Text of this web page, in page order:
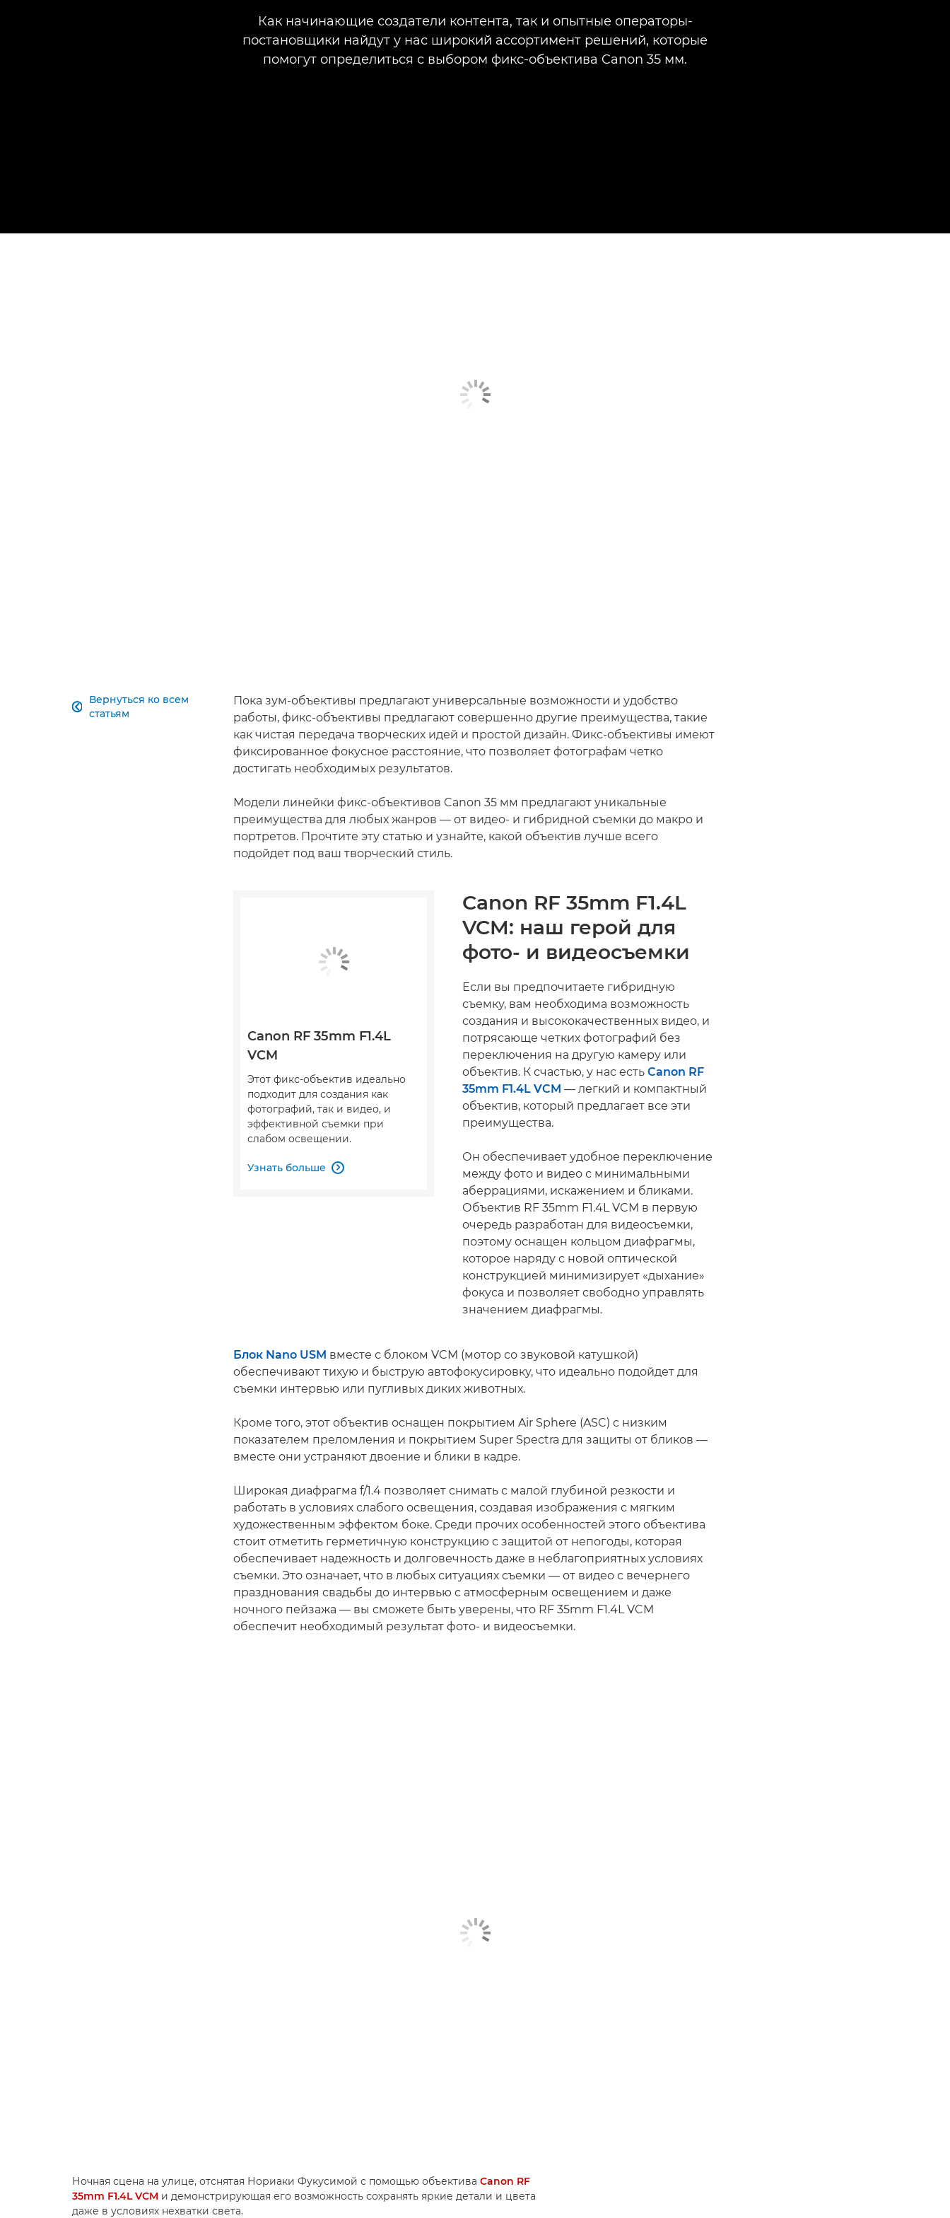
Как начинающие создатели контента, так и опытные операторы-
постановщики найдут у нас широкий ассортимент решений, которые
помогут определиться с выбором фикс-объектива Canon 35 мм.
Вернуться ко всем
статьям

Пока зум-объективы предлагают универсальные возможности и удобство
работы, фикс-объективы предлагают совершенно другие преимущества, такие
как чистая передача творческих идей и простой дизайн. Фикс-объективы имеют
фиксированное фокусное расстояние, что позволяет фотографам четко
достигать необходимых результатов.
Модели линейки фикс-объективов Canon 35 мм предлагают уникальные
преимущества для любых жанров — от видео- и гибридной съемки до макро и
портретов. Прочтите эту статью и узнайте, какой объектив лучше всего
подойдет под ваш творческий стиль.
Canon RF 35mm F1.4L
VCM: наш герой для
фото- и видеосъемки
Если вы предпочитаете гибридную
съемку, вам необходима возможность
создания и высококачественных видео, и
потрясающе четких фотографий без
переключения на другую камеру или
объектив. К счастью, у нас есть Canon RF
35mm F1.4L VCM — легкий и компактный
объектив, который предлагает все эти
преимущества.
Он обеспечивает удобное переключение
между фото и видео с минимальными
аберрациями, искажением и бликами.
Объектив RF 35mm F1.4L VCM в первую
очередь разработан для видеосъемки,
поэтому оснащен кольцом диафрагмы,
которое наряду с новой оптической
конструкцией минимизирует «дыхание»
фокуса и позволяет свободно управлять
значением диафрагмы.
Canon RF 35mm F1.4L
VCM
Этот фикс-объектив идеально
подходит для создания как
фотографий, так и видео, и
эффективной съемки при
слабом освещении.
Узнать больше 
Блок Nano USM вместе с блоком VCM (мотор со звуковой катушкой)
обеспечивают тихую и быструю автофокусировку, что идеально подойдет для
съемки интервью или пугливых диких животных.
Кроме того, этот объектив оснащен покрытием Air Sphere (ASC) с низким
показателем преломления и покрытием Super Spectra для защиты от бликов —
вместе они устраняют двоение и блики в кадре.
Широкая диафрагма f/1.4 позволяет снимать с малой глубиной резкости и
работать в условиях слабого освещения, создавая изображения с мягким
художественным эффектом боке. Среди прочих особенностей этого объектива
стоит отметить герметичную конструкцию с защитой от непогоды, которая
обеспечивает надежность и долговечность даже в неблагоприятных условиях
съемки. Это означает, что в любых ситуациях съемки — от видео с вечернего
празднования свадьбы до интервью с атмосферным освещением и даже
ночного пейзажа — вы сможете быть уверены, что RF 35mm F1.4L VCM
обеспечит необходимый результат фото- и видеосъемки.
Ночная сцена на улице, отснятая Нориаки Фукусимой с помощью объектива Canon RF
35mm F1.4L VCM и демонстрирующая его возможность сохранять яркие детали и цвета
даже в условиях нехватки света.